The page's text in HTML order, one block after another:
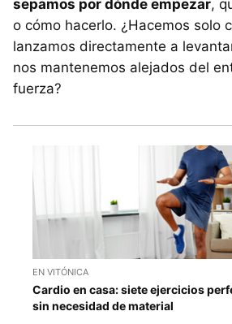
sepamos por dónde empezar,
o cómo hacerlo. ¿Hacemos solo
lanzamos directamente a
nos mantenemos alejados del
fuerza?
EN VITÓNICA
Cardio en casa: siete ejercicios
sin necesidad de material